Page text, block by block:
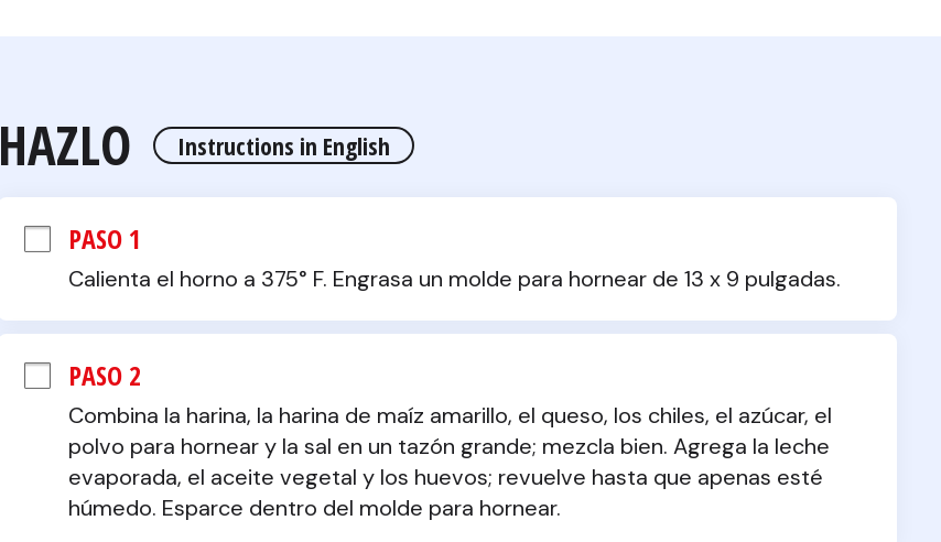
HAZLO Instructions in English
PASO 1
Calienta el horno a 375° F. Engrasa un molde para hornear de 13 x 9 pulgadas.
PASO 2
Combina la harina, la harina de maíz amarillo, el queso, los chiles, el azúcar, el
polvo para hornear y la sal en un tazón grande; mezcla bien. Agrega la leche
evaporada, el aceite vegetal y los huevos; revuelve hasta que apenas esté
húmedo. Esparce dentro del molde para hornear.